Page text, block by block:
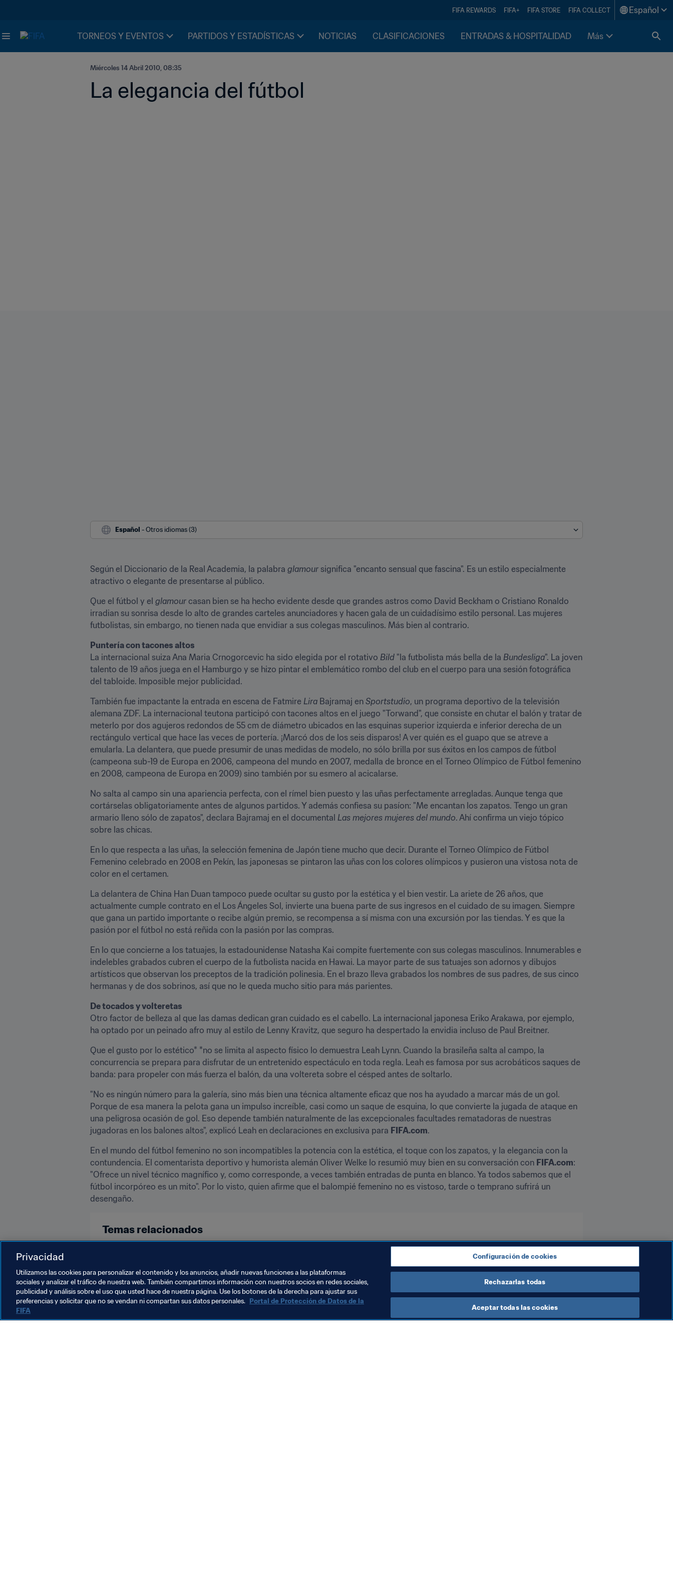
FIFA REWARDS FIFA+ FIFA STORE FIFA COLLECT Español
TORNEOS Y EVENTOS PARTIDOS Y ESTADÍSTICAS NOTICIAS CLASIFICACIONES ENTRADAS & HOSPITALIDAD Más
Miércoles 14 Abril 2010, 08:35
La elegancia del fútbol
Español - Otros idiomas (3)
Según el Diccionario de la Real Academia, la palabra glamour significa "encanto sensual que fascina". Es un estilo especialmente
atractivo o elegante de presentarse al público.
Que el fútbol y el glamour casan bien se ha hecho evidente desde que grandes astros como David Beckham o Cristiano Ronaldo
irradian su sonrisa desde lo alto de grandes carteles anunciadores y hacen gala de un cuidadísimo estilo personal. Las mujeres
futbolistas, sin embargo, no tienen nada que envidiar a sus colegas masculinos. Más bien al contrario.
Puntería con tacones altos
La internacional suiza Ana Maria Crnogorcevic ha sido elegida por el rotativo Bild "la futbolista más bella de la Bundesliga". La joven
talento de 19 años juega en el Hamburgo y se hizo pintar el emblemático rombo del club en el cuerpo para una sesión fotográfica
del tabloide. Imposible mejor publicidad.
También fue impactante la entrada en escena de Fatmire Lira Bajramaj en Sportstudio, un programa deportivo de la televisión
alemana ZDF. La internacional teutona participó con tacones altos en el juego "Torwand", que consiste en chutar el balón y tratar de
meterlo por dos agujeros redondos de 55 cm de diámetro ubicados en las esquinas superior izquierda e inferior derecha de un
rectángulo vertical que hace las veces de portería. ¡Marcó dos de los seis disparos! A ver quién es el guapo que se atreve a
emularla. La delantera, que puede presumir de unas medidas de modelo, no sólo brilla por sus éxitos en los campos de fútbol
(campeona sub-19 de Europa en 2006, campeona del mundo en 2007, medalla de bronce en el Torneo Olímpico de Fútbol femenino
en 2008, campeona de Europa en 2009) sino también por su esmero al acicalarse.
No salta al campo sin una apariencia perfecta, con el rímel bien puesto y las uñas perfectamente arregladas. Aunque tenga que
cortárselas obligatoriamente antes de algunos partidos. Y además confiesa su pasíon: "Me encantan los zapatos. Tengo un gran
armario lleno sólo de zapatos", declara Bajramaj en el documental Las mejores mujeres del mundo. Ahí confirma un viejo tópico
sobre las chicas.
En lo que respecta a las uñas, la selección femenina de Japón tiene mucho que decir. Durante el Torneo Olímpico de Fútbol
Femenino celebrado en 2008 en Pekín, las japonesas se pintaron las uñas con los colores olímpicos y pusieron una vistosa nota de
color en el certamen.
La delantera de China Han Duan tampoco puede ocultar su gusto por la estética y el bien vestir. La ariete de 26 años, que
actualmente cumple contrato en el Los Ángeles Sol, invierte una buena parte de sus ingresos en el cuidado de su imagen. Siempre
que gana un partido importante o recibe algún premio, se recompensa a sí misma con una excursión por las tiendas. Y es que la
pasión por el fútbol no está reñida con la pasión por las compras.
En lo que concierne a los tatuajes, la estadounidense Natasha Kai compite fuertemente con sus colegas masculinos. Innumerables e
indelebles grabados cubren el cuerpo de la futbolista nacida en Hawai. La mayor parte de sus tatuajes son adornos y dibujos
artísticos que observan los preceptos de la tradición polinesia. En el brazo lleva grabados los nombres de sus padres, de sus cinco
hermanas y de dos sobrinos, así que no le queda mucho sitio para más parientes.
De tocados y volteretas
Otro factor de belleza al que las damas dedican gran cuidado es el cabello. La internacional japonesa Eriko Arakawa, por ejemplo,
ha optado por un peinado afro muy al estilo de Lenny Kravitz, que seguro ha despertado la envidia incluso de Paul Breitner.
Que el gusto por lo estético* *no se limita al aspecto físico lo demuestra Leah Lynn. Cuando la brasileña salta al campo, la
concurrencia se prepara para disfrutar de un entretenido espectáculo en toda regla. Leah es famosa por sus acrobáticos saques de
banda: para propeler con más fuerza el balón, da una voltereta sobre el césped antes de soltarlo.
"No es ningún número para la galería, sino más bien una técnica altamente eficaz que nos ha ayudado a marcar más de un gol.
Porque de esa manera la pelota gana un impulso increíble, casi como un saque de esquina, lo que convierte la jugada de ataque en
una peligrosa ocasión de gol. Eso depende también naturalmente de las excepcionales facultades rematadoras de nuestras
jugadoras en los balones altos", explicó Leah en declaraciones en exclusiva para FIFA.com.
En el mundo del fútbol femenino no son incompatibles la potencia con la estética, el toque con los zapatos, y la elegancia con la
contundencia. El comentarista deportivo y humorista alemán Oliver Welke lo resumió muy bien en su conversación con FIFA.com:
"Ofrece un nivel técnico magnífico y, como corresponde, a veces también entradas de punta en blanco. Ya todos sabemos que el
fútbol incorpóreo es un mito". Por lo visto, quien afirme que el balompié femenino no es vistoso, tarde o temprano sufrirá un
desengaño.
Temas relacionados
Privacidad
Utilizamos las cookies para personalizar el contenido y los anuncios, añadir nuevas funciones a las plataformas
sociales y analizar el tráfico de nuestra web. También compartimos información con nuestros socios en redes sociales,
publicidad y análisis sobre el uso que usted hace de nuestra página. Use los botones de la derecha para ajustar sus
preferencias y solicitar que no se vendan ni compartan sus datos personales. Portal de Protección de Datos de la
FIFA
Configuración de cookies
Rechazarlas todas
Aceptar todas las cookies